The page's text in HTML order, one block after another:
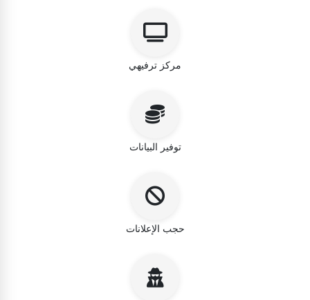
مركز ترفيهي
توفير البيانات
حجب الإعلانات